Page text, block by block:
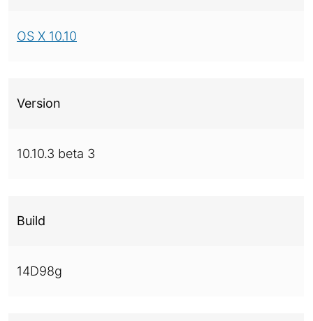
OS X 10.10
Version
10.10.3 beta 3
Build
14D98g